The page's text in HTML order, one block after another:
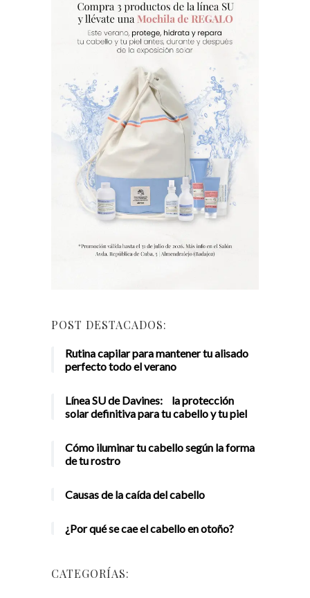
POST DESTACADOS:
Rutina capilar para mantener tu alisado
perfecto todo el verano
Línea SU de Davines: la protección
solar definitiva para tu cabello y tu piel
Cómo iluminar tu cabello según la forma
de tu rostro
Causas de la caída del cabello
¿Por qué se cae el cabello en otoño?
CATEGORÍAS: